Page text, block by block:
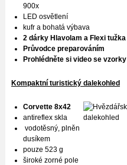
900x
LED osvětlení
kufr a bohatá výbava
2 dárky Hlavolam a Flexi tužka
Průvodce preparováním
Prohlédněte si video se vzorky
Kompaktní turistický dalekohled
Corvette 8x42
antireflex skla
vodotěsný, plněn
dusíkem
pouze 523 g
široké zorné pole